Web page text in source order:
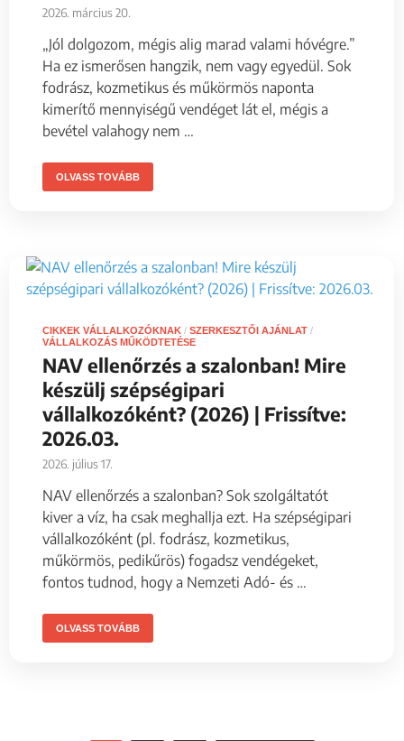
2026. március 20.
„Jól dolgozom, mégis alig marad valami hóvégre.”
Ha ez ismerősen hangzik, nem vagy egyedül. Sok
fodrász, kozmetikus és műkörmös naponta
kimerítő mennyiségű vendéget lát el, mégis a
bevétel valahogy nem …
OLVASS TOVÁBB
CIKKEK VÁLLALKOZÓKNAK / SZERKESZTŐI AJÁNLAT /
VÁLLALKOZÁS MŰKÖDTETÉSE
NAV ellenőrzés a szalonban! Mire
készülj szépségipari
vállalkozóként? (2026) | Frissítve:
2026.03.
2026. július 17.
NAV ellenőrzés a szalonban? Sok szolgáltatót
kiver a víz, ha csak meghallja ezt. Ha szépségipari
vállalkozóként (pl. fodrász, kozmetikus,
műkörmös, pedikűrös) fogadsz vendégeket,
fontos tudnod, hogy a Nemzeti Adó- és …
OLVASS TOVÁBB